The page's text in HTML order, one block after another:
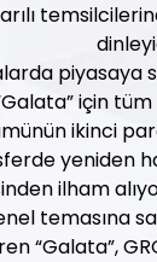
piyasaya
için tüm
ikinci
yeniden
ilham
temasına
“Galata”,